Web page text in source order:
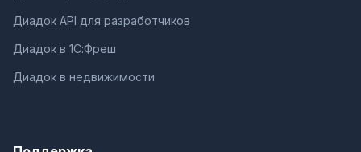
Диадок API для разработчиков
Диадок в 1С:Фреш
Диадок в недвижимости